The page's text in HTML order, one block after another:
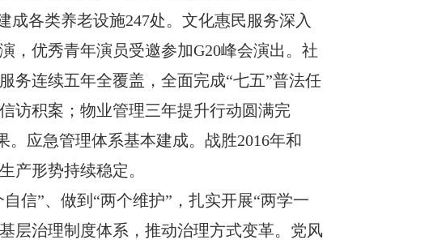
成各类养老设施247处。文化惠民服务深入
，优秀青年演员受邀参加G20峰会演出。社
务连续五年全覆盖，全面完成“七五”普法任
访积案 ； 物业管理三年提升行动圆满完
。 应急管理体系基本建成。 战胜2016年和
产形势持续稳定。
信”、做到“两个维护”，扎实开展“两学一
层治理制度体系，推动治理方式变革。党风